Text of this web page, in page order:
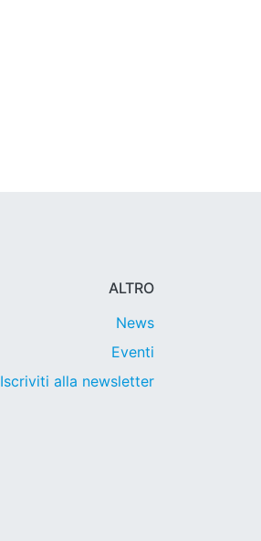
ALTRO
News
Eventi
Iscriviti alla newsletter